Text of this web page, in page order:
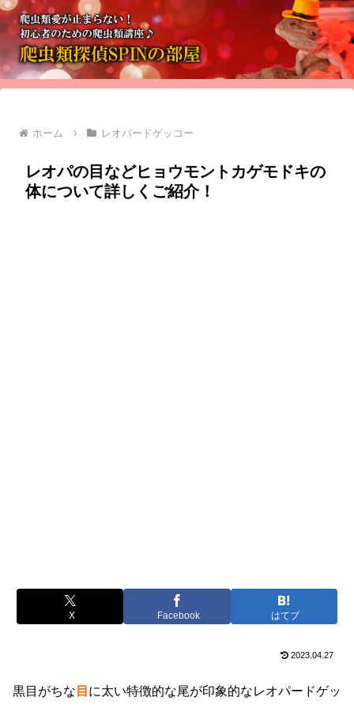
ホーム レオパードゲッコー
レオパの目などヒョウモントカゲモドキの
体について詳しくご紹介！
X Facebook はてブ
2023.04.27
黒目がちな 目 に太い特徴的な尾が印象的なレオパードゲッ